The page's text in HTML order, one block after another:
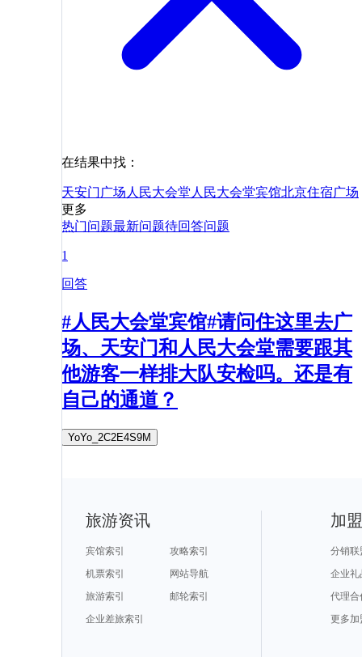
在结果中找：
天安门广场 人民大会堂 人民大会堂宾馆北京住宿广场
更多
热门问题最新问题待回答问题
1
回答
#人民大会堂宾馆#请问住这里去广
场、天安门和人民大会堂需要跟其
他游客一样排大队安检吗。还是有
自己的通道？
YoYo_2C2E4S9M
旅游资讯
宾馆索引
攻略索引
机票索引
网站导航
旅游索引
邮轮索引
企业差旅索引
加
分销联
企业礼
代理合
更多加